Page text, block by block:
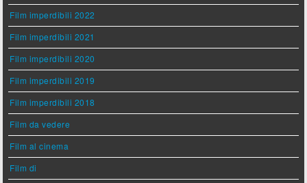
Film imperdibili 2022
Film imperdibili 2021
Film imperdibili 2020
Film imperdibili 2019
Film imperdibili 2018
Film da vedere
Film al cinema
Film di